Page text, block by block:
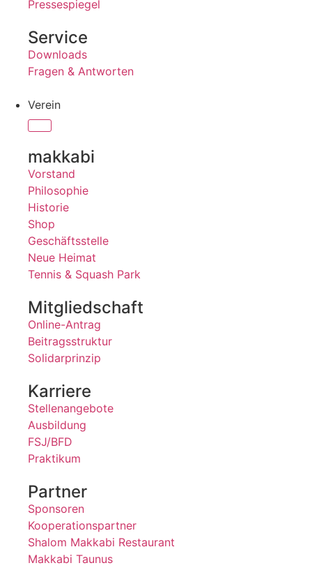
Pressespiegel
Service
Downloads
Fragen & Antworten
Verein
makkabi
Vorstand
Philosophie
Historie
Shop
Geschäftsstelle
Neue Heimat
Tennis & Squash Park
Mitgliedschaft
Online-Antrag
Beitragsstruktur
Solidarprinzip
Karriere
Stellenangebote
Ausbildung
FSJ/BFD
Praktikum
Partner
Sponsoren
Kooperationspartner
Shalom Makkabi Restaurant
Makkabi Taunus